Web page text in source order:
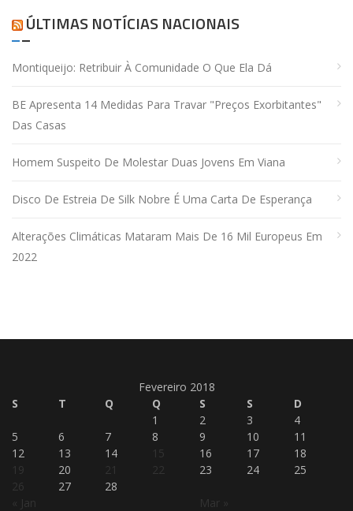
ÚLTIMAS NOTÍCIAS NACIONAIS
Montiqueijo: Retribuir À Comunidade O Que Ela Dá
BE Apresenta 14 Medidas Para Travar "preços Exorbitantes"
Das Casas
Homem Suspeito De Molestar Duas Jovens Em Viana
Disco De Estreia De Silk Nobre É Uma Carta De Esperança
Alterações Climáticas Mataram Mais De 16 Mil Europeus Em
2022
Fevereiro 2018
S
T Q Q S S D
« Jan Mar »
1 2 3
4
5
6 7 8 9 10
11
12
13 14 15 16 17
18
19
20 21 22 23 24
25
26
27 28